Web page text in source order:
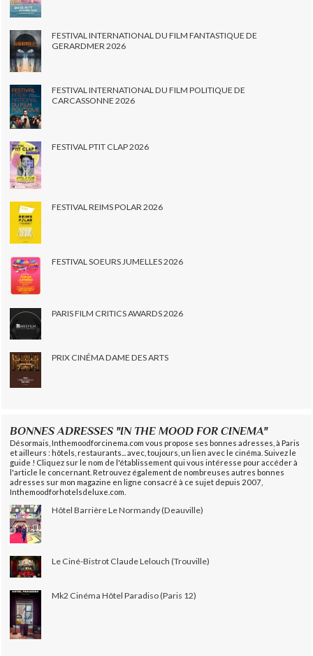
FESTIVAL INTERNATIONAL DU FILM FANTASTIQUE DE
GERARDMER 2026
FESTIVAL INTERNATIONAL DU FILM POLITIQUE DE
CARCASSONNE 2026
FESTIVAL PTIT CLAP 2026
FESTIVAL REIMS POLAR 2026
FESTIVAL SOEURS JUMELLES 2026
PARIS FILM CRITICS AWARDS 2026
PRIX CINÉMA DAME DES ARTS
BONNES ADRESSES "IN THE MOOD FOR CINEMA"
Désormais, Inthemoodforcinema.com vous propose ses bonnes adresses, à Paris
et ailleurs : hôtels, restaurants... avec, toujours, un lien avec le cinéma. Suivez le
guide ! Cliquez sur le nom de l'établissement qui vous intéresse pour accéder à
l'article le concernant. Retrouvez également de nombreuses autres bonnes
adresses sur mon magazine en ligne consacré à ce sujet depuis 2007,
Inthemoodforhotelsdeluxe.com.
Hôtel Barrière Le Normandy (Deauville)
Le Ciné-Bistrot Claude Lelouch (Trouville)
Mk2 Cinéma Hôtel Paradiso (Paris 12)